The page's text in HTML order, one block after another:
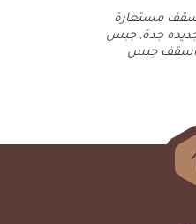
مستعارة
جدة,جبس
اسقف جبس